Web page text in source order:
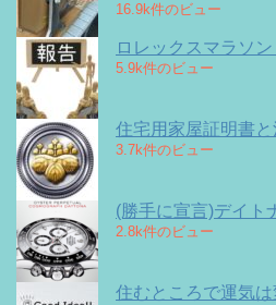
16.9k件のビュー
ロレックスマラソ
5.9k件のビュー
住宅用家屋証明書と
3.7k件のビュー
(勝手に宣言)デイト
2.8k件のビュー
住むところで運気